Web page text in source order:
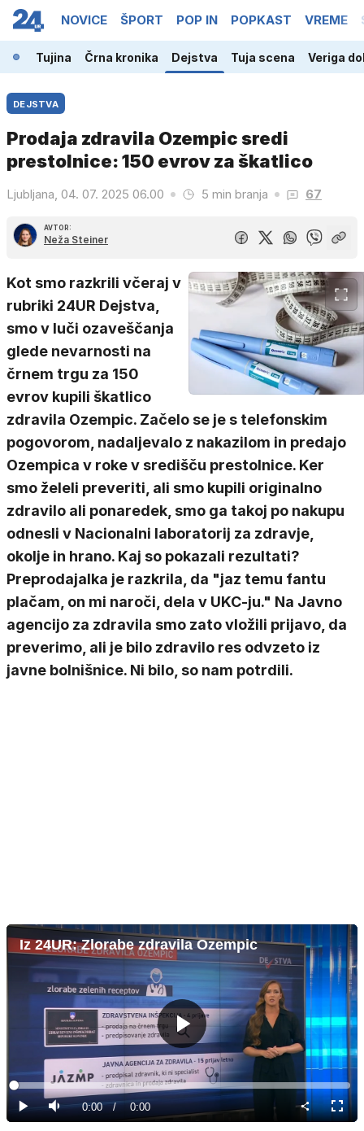
NOVICE ŠPORT POP IN POPKAST VREME
Tujina Črna kronika Dejstva Tuja scena Veriga
DEJSTVA
Prodaja zdravila Ozempic sredi
prestolnice: 150 evrov za škatlico
Ljubljana, 04. 07. 2025 06.00 5 min branja 67
AVTOR:
Neža Steiner
Kot smo razkrili včeraj v
rubriki 24UR Dejstva,
smo v luči ozaveščanja
glede nevarnosti na
črnem trgu za 150
evrov kupili škatlico
zdravila Ozempic. Začelo se je s telefonskim
pogovorom, nadaljevalo z nakazilom in predajo
Ozempica v roke v središču prestolnice. Ker
smo želeli preveriti, ali smo kupili originalno
zdravilo ali ponaredek, smo ga takoj po nakupu
odnesli v Nacionalni laboratorij za zdravje,
okolje in hrano. Kaj so pokazali rezultati?
Preprodajalka je razkrila, da "jaz temu fantu
plačam, on mi naroči, dela v UKC-ju." Na Javno
agencijo za zdravila smo zato vložili prijavo, da
preverimo, ali je bilo zdravilo res odvzeto iz
javne bolnišnice. Ni bilo, so nam potrdili.
Iz 24UR: Zlorabe zdravila Ozempic
Predvajaj
Predvajaj
Tiho Current
0:00 / Duration
0:00
Loaded:
0%
način